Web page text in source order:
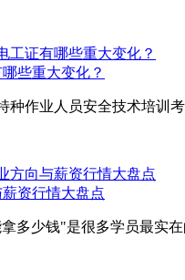
些重大变化？
种作业人员安全技术培
资行情大盘点
多少钱"是很多学员最实